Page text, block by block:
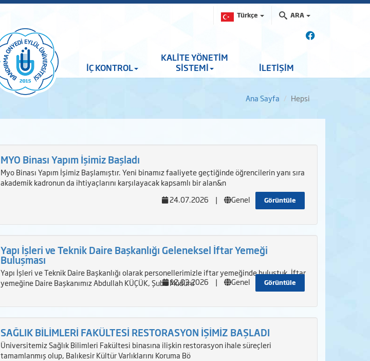
Türkçe ARA
İÇ KONTROL
KALİTE YÖNETİM
SİSTEMİ
İLETİŞİM
Ana Sayfa Hepsi
MYO Binası Yapım İşimiz Başladı
Myo Binası Yapım İşimiz Başlamıştır. Yeni binamız faaliyete geçtiğinde öğrencilerin yanı sıra
akademik kadronun da ihtiyaçlarını karşılayacak kapsamlı bir alan&n
Görüntüle
24.07.2026 | Genel
Yapı İşleri ve Teknik Daire Başkanlığı Geleneksel İftar Yemeği
Buluşması
Yapı İşleri ve Teknik Daire Başkanlığı olarak personellerimizle iftar yemeğinde buluştuk. İftar
yemeğine Daire Başkanımız Abdullah KÜÇÜK, Şube Müdürü
Görüntüle
12.03.2026 | Genel
SAĞLIK BİLİMLERİ FAKÜLTESİ RESTORASYON İŞİMİZ BAŞLADI
Üniversitemiz Sağlık Bilimleri Fakültesi binasına ilişkin restorasyon ihale süreçleri
tamamlanmış olup, Balıkesir Kültür Varlıklarını Koruma Bö